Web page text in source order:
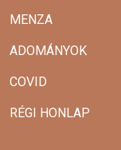
MENZA
ADOMÁNYOK
COVID
RÉGI HONLAP